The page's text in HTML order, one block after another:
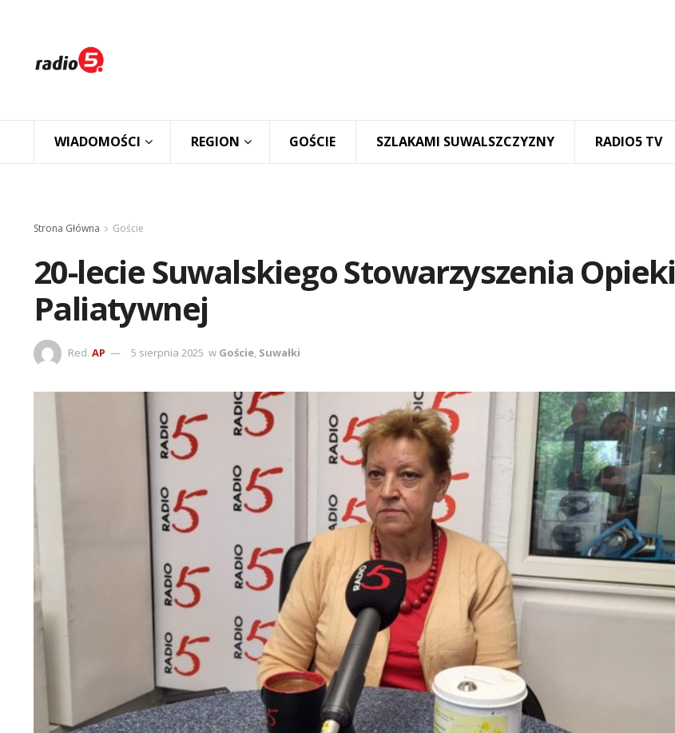
WIADOMOŚCI REGION GOŚCIE SZLAKAMI SUWALSZCZYZNY RADIO5 TV
Strona Główna Goście
20-lecie Suwalskiego Stowarzyszenia Opieki
Paliatywnej
Red. AP 5 sierpnia 2025 w Goście, Suwałki